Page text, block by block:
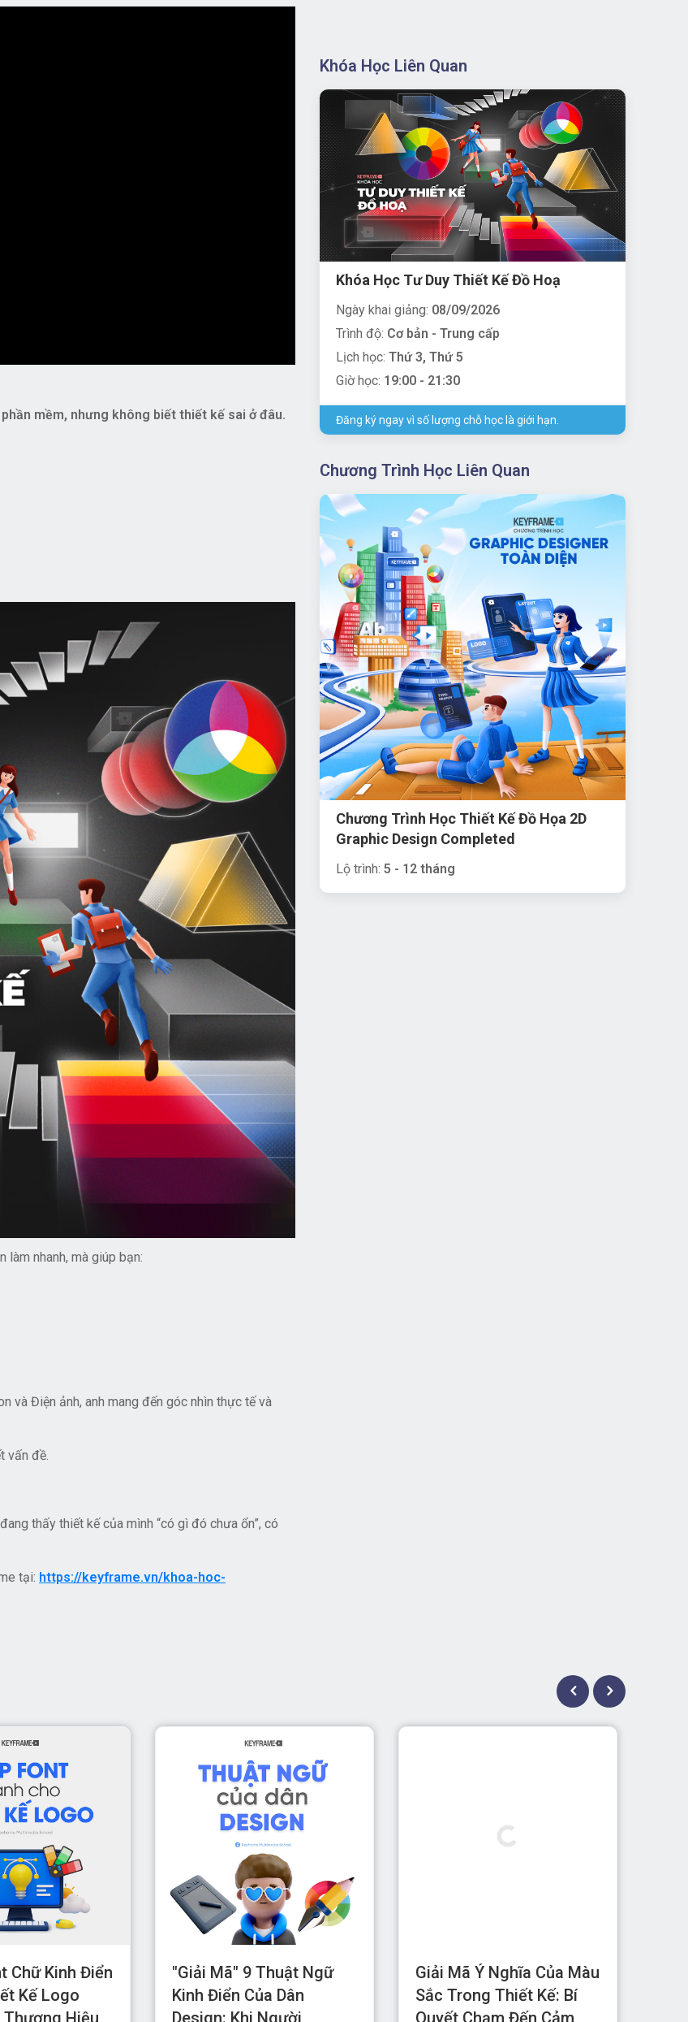
mềm, nhưng không biết thiết kế sai ở đâu.
làm nhanh, mà giúp bạn:
và Điện ảnh, anh mang đến góc nhìn thực tế và
vấn đề.
thấy thiết kế của mình “có gì đó chưa ổn”, có
tại: https://keyframe.vn/khoa-hoc-
Khóa Học Liên Quan
Khóa Học Tư Duy Thiết Kế Đồ Hoạ
Ngày khai giảng: 08/09/2026
Trình độ: Cơ bản - Trung cấp
Lịch học:Thứ 3, Thứ 5
Giờ học: 19:00 - 21:30
Đăng ký ngay vì số lượng chỗ học là giới hạn.
Chương Trình Học Liên Quan
Chương Trình Học Thiết Kế Đồ Họa 2D
Graphic Design Completed
Lộ trình:5 - 12 tháng
Chữ Kinh Điển
Kế Logo
"Giải Mã" 9 Thuật Ngữ
Kinh Điển Của Dân
Giải Mã Ý Nghĩa Của Màu
Sắc Trong Thiết Kế: Bí